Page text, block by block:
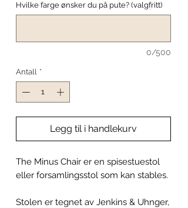
Hvilke farge ønsker du på pute? (valgfritt)
0/500
Antall *
Legg til i handlekurv
The Minus Chair er en spisestuestol
eller forsamlingsstol som kan stables.
Stolen er tegnet av Jenkins & Uhnger,